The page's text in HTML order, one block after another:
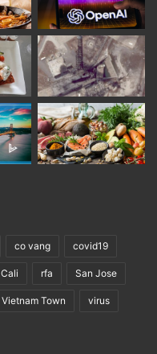
co vang covid19
rfa San Jose
Vietnam Town virus